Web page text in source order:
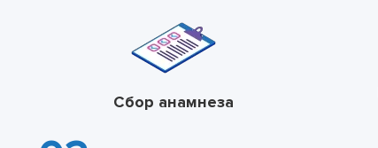
Сбор анамнеза